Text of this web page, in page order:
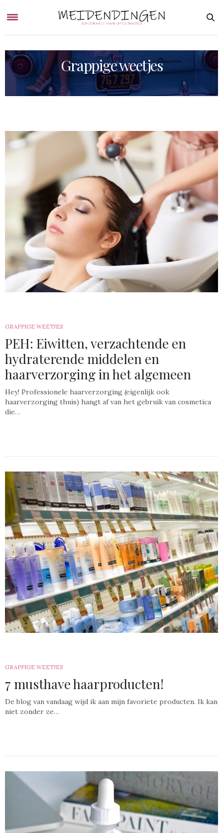
Grappige weetjes
GRAPPIGE WEETJES
PEH: Eiwitten, verzachtende en
hydraterende middelen en
haarverzorging in het algemeen
Hey! Professionele haarverzorging (eigenlijk ook
haarverzorging thuis) hangt af van het gebruik van cosmetica
die…
GRAPPIGE WEETJES
7 musthave haarproducten!
De blog van vandaag wijd ik aan mijn favoriete producten. Ik kan
niet zonder ze…